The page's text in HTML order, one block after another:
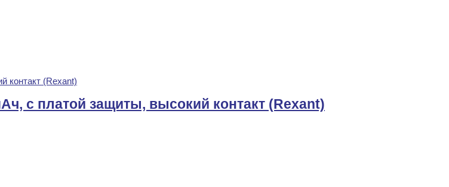
с платой защиты, высокий контакт (Rexant)